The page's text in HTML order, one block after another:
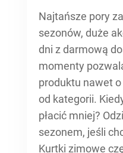
Najtańsze pory
sezonów, duże
dni z darmową
momenty
produktu nawet
od kategorii.
płacić mniej?
sezonem, jeśli
Kurtki zimowe